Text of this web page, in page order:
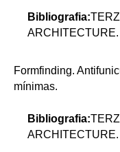
Bibliografia:
ARCHITECTURE.
Formfinding.
mínimas.
Bibliografia:
ARCHITECTURE.